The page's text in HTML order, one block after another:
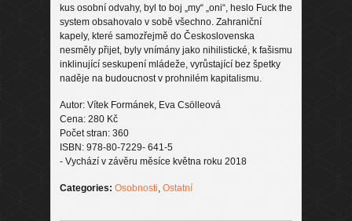
kus osobní odvahy, byl to boj „my“ „oni“, heslo Fuck the
system obsahovalo v sobě všechno. Zahraniční
kapely, které samozřejmě do Československa
nesměly přijet, byly vnímány jako nihilistické, k fašismu
inklinující seskupení mládeže, vyrůstající bez špetky
naděje na budoucnost v prohnilém kapitalismu.
Autor: Vítek Formánek, Eva Csölleová
Cena: 280 Kč
Počet stran: 360
ISBN: 978-80-7229- 641-5
- Vychází v závěru měsíce května roku 2018
Categories: Osobnosti, Ostatní